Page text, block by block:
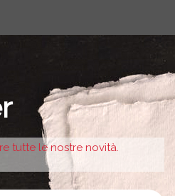
tutte le nostre novità.